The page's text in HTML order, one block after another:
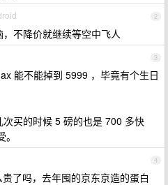
2
不降价就继续等空中飞人
3
能不能掉到 5999 ，毕竟有个生日
买的时候 5 磅的也是 700 多快
4
了吗，去年囤的京东京造的蛋白